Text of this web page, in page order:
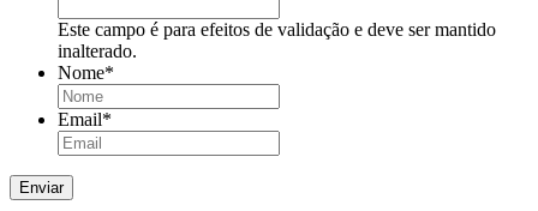
Este campo é para efeitos de validação e deve ser mantido
inalterado.
Nome*
Email*